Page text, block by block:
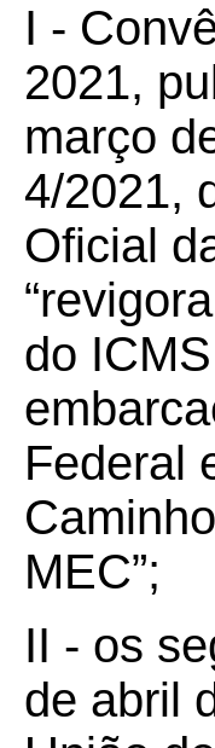
I -
2021,
março
4/2021,
Oficial
“
do
Federal
MEC”;
II - os
de abril